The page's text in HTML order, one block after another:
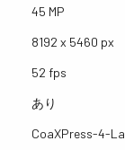
45 MP
8192 x 5460 px
52 fps
あり
CoaXPress-4-